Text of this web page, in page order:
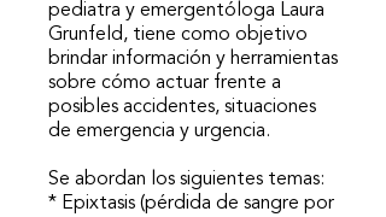
pediatra y emergentóloga Laura
Grunfeld, tiene como objetivo
brindar información y herramientas
sobre cómo actuar frente a
posibles accidentes, situaciones
de emergencia y urgencia.
Se abordan los siguientes temas:
* Epixtasis (pérdida de sangre por